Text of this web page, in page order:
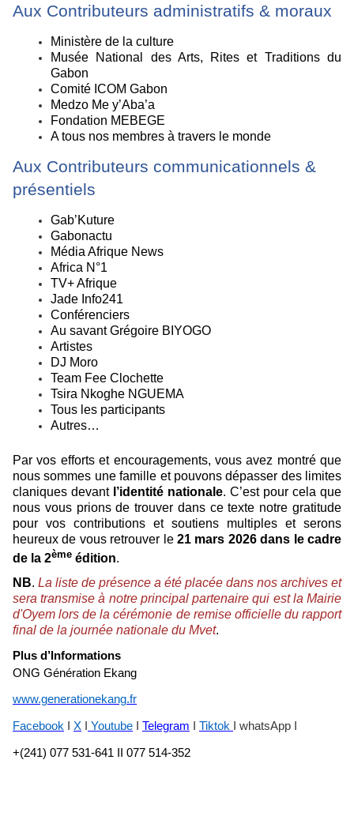
Aux Contributeurs administratifs & moraux
Ministère de la culture
Musée National des Arts, Rites et Traditions du
Gabon
Comité ICOM Gabon
Medzo Me y’Aba’a
Fondation MEBEGE
A tous nos membres à travers le monde
Aux Contributeurs communicationnels &
présentiels
Gab’Kuture
Gabonactu
Média Afrique News
Africa N°1
TV+ Afrique
Jade Info241
Conférenciers
Au savant Grégoire BIYOGO
Artistes
DJ Moro
Team Fee Clochette
Tsira Nkoghe NGUEMA
Tous les participants
Autres…
Par vos efforts et encouragements, vous avez montré que
nous sommes une famille et pouvons dépasser des limites
claniques devant l’identité nationale. C’est pour cela que
nous vous prions de trouver dans ce texte notre gratitude
pour vos contributions et soutiens multiples et serons
heureux de vous retrouver le 21 mars 2026 dans le cadre
de la 2ème édition.
NB. La liste de présence a été placée dans nos archives et
sera transmise à notre principal partenaire qui est la Mairie
d'Oyem lors de la cérémonie de remise officielle du rapport
final de la journée nationale du Mvet.
Plus d’Informations
ONG Génération Ekang
www.generationekang.fr
Facebook X Youtube Telegram Tiktok I whatsApp I
+(241) 077 531-641 II 077 514-352